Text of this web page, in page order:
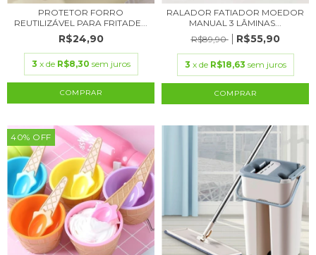
PROTETOR FORRO
REUTILIZÁVEL PARA FRITADE...
R$24,90
3 x de R$8,30 sem juros
COMPRAR
RALADOR FATIADOR MOEDOR
MANUAL 3 LÂMINAS...
R$89,90
R$55,90
3 x de R$18,63 sem juros
COMPRAR
40% OFF